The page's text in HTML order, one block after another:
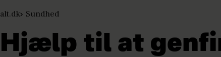
alt.dk Sundhed
Hjælp til at